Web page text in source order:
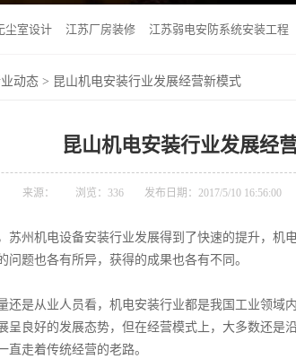
尘室设计 江苏厂房装修 江苏弱电安防系统安装工程
动态 > 昆山机电安装行业发展经营新模式
昆山机电安装行业发展经
来源： 浏览： 336 发布日期：2017/5/10 16:56:00
州机电设备安装行业发展得到了快速的提升，机
题也各有所异，获得的成果也各有不同。
是从业人员看，机电安装行业都是我国工业领域
呈良好的发展态势，但在经营模式上，大多数还是
直走着传统经营的老路。